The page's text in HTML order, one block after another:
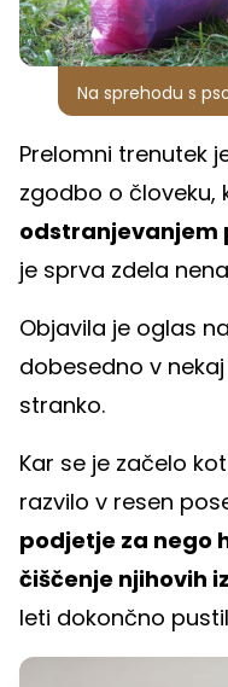
Na sprehodu s
Prelomni trenutek
zgodbo o človeku,
odstranjevanjem
je sprva zdela
Objavila je oglas
dobesedno v
stranko.
Kar se je začelo
razvilo v resen
podjetje za nego
čiščenje njihovih
leti dokončno